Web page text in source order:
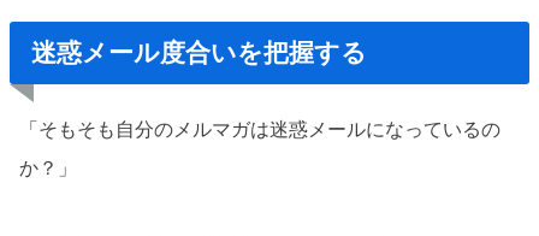
迷惑メール度合いを把握する
「そもそも自分のメルマガは迷惑メールになっているの
か？」